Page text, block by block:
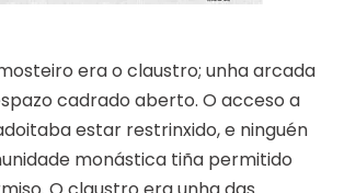
era o claustro; unha arcada
cadrado aberto. O acceso a
estar restrinxido, e ninguén
monástica tiña permitido